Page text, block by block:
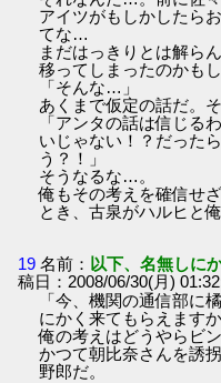
アイツがもしかしたら
てな…
まだはっきりとは解ら
移ってしまったのかもし
「そんな…」
あくまで仮定の話だ。
「アンタの話は信じる
いじゃない！？だった
う？！」
そうなるな…。
俺もその考えを確信せ
とき、古泉がハルヒと
19 名前： 以下、名無しに
稿日：2008/06/30(月)
「今、機関の通信部に
にかく来てもらえますか
俺の考えはどうやらビ
かつて朝比奈さんを誘
野郎だ。